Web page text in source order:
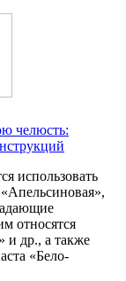
челюсть:
использовать
относятся
и др., а также
«Бело-